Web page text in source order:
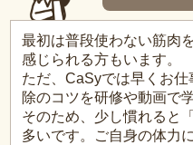
最初は普段使わない筋肉
感じられる方もいます。
ただ、CaSyでは早くお
除のコツを研修や動画で
そのため、少し慣れると
多いです。ご自身の体力